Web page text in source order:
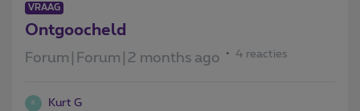
VRAAG
Ontgoocheld
Forum|Forum|2 months ago 4 reacties
K Kurt G